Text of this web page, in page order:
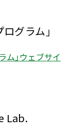
グラム」
ム」ウェブサイ
Lab.